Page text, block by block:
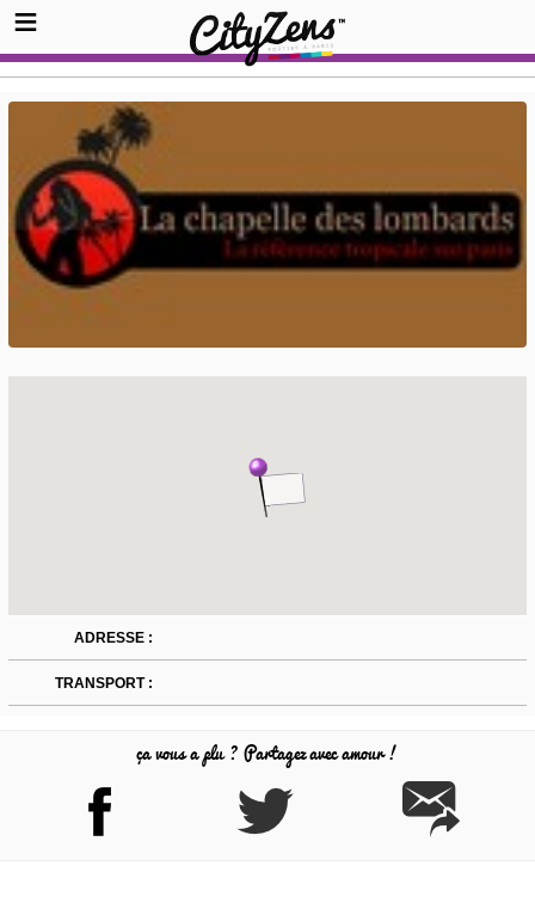
ADRESSE :
TRANSPORT :
ça vous a plu ? Partagez avec amour !